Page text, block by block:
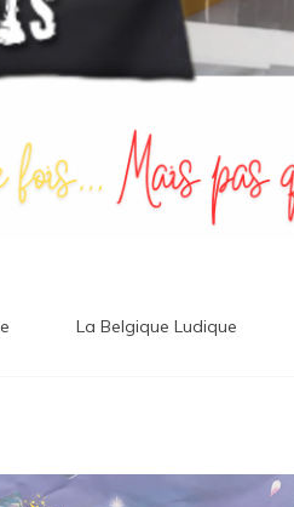
La Belgique Ludique